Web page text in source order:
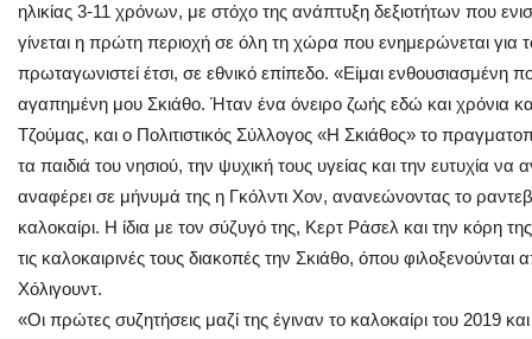
ηλικίας 3-11 χρόνων, με στόχο της ανάπτυξη δεξιοτήτων που
γίνεται η πρώτη περιοχή σε όλη τη χώρα που ενημερώνεται για
πρωταγωνιστεί έτσι, σε εθνικό επίπεδο. «Είμαι ενθουσιασμένη
αγαπημένη μου Σκιάθο. Ήταν ένα όνειρο ζωής εδώ και χρόνια
Τζούμας, και ο Πολιτιστικός Σύλλογος «Η Σκιάθος» το
τα παιδιά του νησιού, την ψυχική τους υγείας και την ευτυχία να
αναφέρει σε μήνυμά της η Γκόλντι Χον, ανανεώνοντας το
καλοκαίρι. Η ίδια με τον σύζυγό της, Κερτ Ράσελ και την κόρη
τις καλοκαιρινές τους διακοπές την Σκιάθο, όπου
Χόλιγουντ.
«Οι πρώτες συζητήσεις μαζί της έγιναν το καλοκαίρι του 2019